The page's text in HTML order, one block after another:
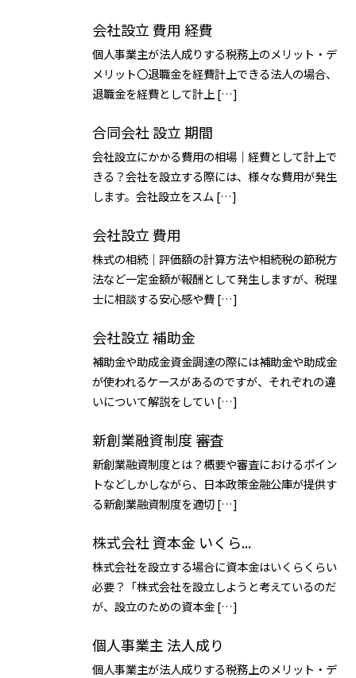
会社設立 費用 経費
個人事業主が法人成りする税務上のメリット・デ
メリット〇退職金を経費計上できる法人の場合、
退職金を経費として計上 […]
合同会社 設立 期間
会社設立にかかる費用の相場｜経費として計上で
きる？会社を設立する際には、様々な費用が発生
します。会社設立をスム […]
会社設立 費用
株式の相続｜評価額の計算方法や相続税の節税方
法など一定金額が報酬として発生しますが、税理
士に相談する安心感や費 […]
会社設立 補助金
補助金や助成金資金調達の際には補助金や助成金
が使われるケースがあるのですが、それぞれの違
いについて解説をしてい […]
新創業融資制度 審査
新創業融資制度とは？概要や審査におけるポイン
トなどしかしながら、日本政策金融公庫が提供す
る新創業融資制度を適切 […]
株式会社 資本金 いくら...
株式会社を設立する場合に資本金はいくらくらい
必要？「株式会社を設立しようと考えているのだ
が、設立のための資本金 […]
個人事業主 法人成り
個人事業主が法人成りする税務上のメリット・デ